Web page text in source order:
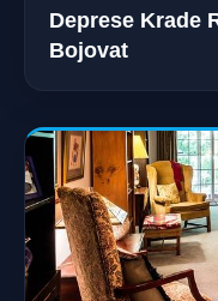
Deprese Krade
Bojovat